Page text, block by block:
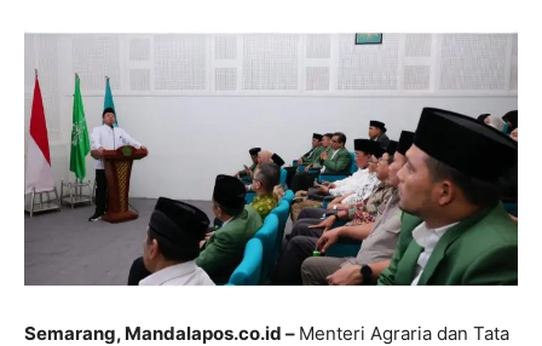
Semarang, Mandalapos.co.id – Menteri Agraria dan Tata